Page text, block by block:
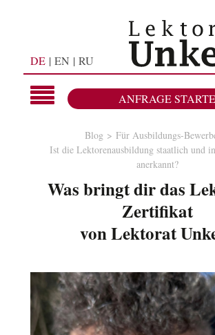
DE EN RU
ANFRAGE
Blog
Für Ausbildungs-
Ist die Lektorenausbildung staatlich und
anerkannt?
Was bringt dir das
Zertifikat
von Lektorat